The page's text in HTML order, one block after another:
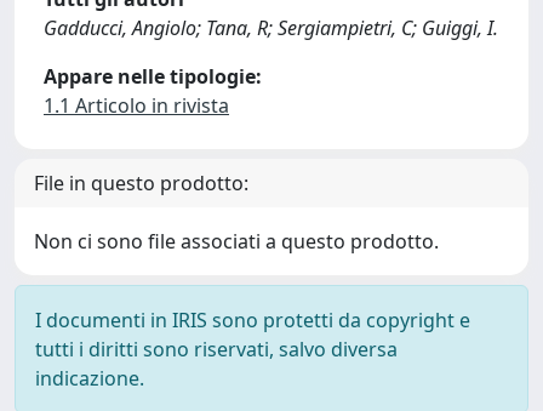
Gadducci, Angiolo; Tana, R; Sergiampietri, C; Guiggi, I.
Appare nelle tipologie:
1.1 Articolo in rivista
File in questo prodotto:
Non ci sono file associati a questo prodotto.
I documenti in IRIS sono protetti da copyright e
tutti i diritti sono riservati, salvo diversa
indicazione.